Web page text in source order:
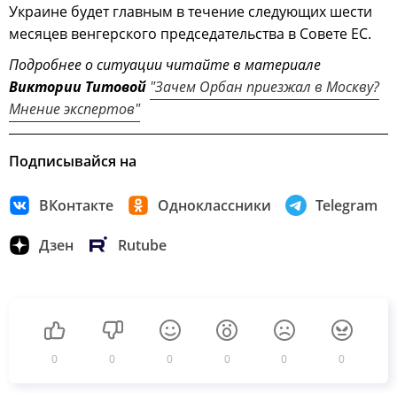
Украине будет главным в течение следующих шести
месяцев венгерского председательства в Совете ЕС.
Подробнее о ситуации читайте в материале
Виктории Титовой "Зачем Орбан приезжал в Москву?
Мнение экспертов"
Подписывайся на
ВКонтакте Одноклассники Telegram
Дзен Rutube
0 0 0 0 0 0